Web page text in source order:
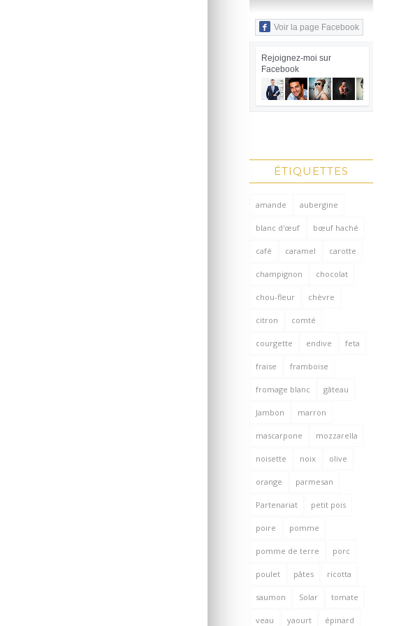
Voir la page Facebook
Rejoignez-moi sur
Facebook
ÉTIQUETTES
amande aubergine
blanc d'œuf bœuf haché
café caramel carotte
champignon chocolat
chou-fleur chèvre
citron comté
courgette endive feta
fraise framboise
fromage blanc gâteau
Jambon marron
mascarpone mozzarella
noisette noix olive
orange parmesan
Partenariat petit pois
poire pomme
pomme de terre porc
poulet pâtes ricotta
saumon Solar tomate
veau yaourt épinard